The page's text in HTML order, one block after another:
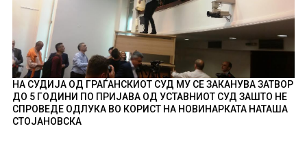
НА СУДИЈА ОД ГРАЃАНСКИОТ СУД МУ СЕ ЗАКАНУВА ЗАТВОР
ДО 5 ГОДИНИ ПО ПРИЈАВА ОД УСТАВНИОТ СУД ЗАШТО НЕ
СПРОВЕДЕ ОДЛУКА ВО КОРИСТ НА НОВИНАРКАТА НАТАША
СТОЈАНОВСКА